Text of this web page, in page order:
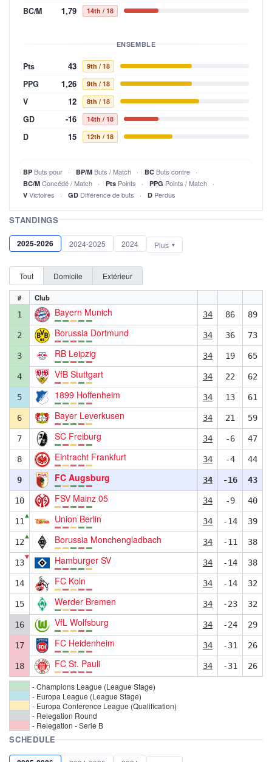
BC/M 1,79 14th / 18
ENSEMBLE
Pts 43 9th / 18
PPG 1,26 9th / 18
V 12 8th / 18
GD -16 14th / 18
D 15 12th / 18
BP Buts pour BP/M Buts / Match BC Buts contre
BC/M Concédé / Match Pts Points PPG Points / Match
V Victoires GD Différence de buts D Perdus
STANDINGS
2025-2026 2024-2025 2024 Plus
Tout Domicile Extérieur
#
Club
1
Bayern Munich 34 86 89
2 Borussia Dortmund 34 36 73
3 RB Leipzig 34 19 65
4 VfB Stuttgart 34 22 62
5 1899 Hoffenheim 34 13 61
6 Bayer Leverkusen 34 21 59
7 SC Freiburg 34 -6 47
8 Eintracht Frankfurt 34 -4 44
9 FC Augsburg 34 -16 43
10 FSV Mainz 05 34 -9 40
11
▲ Union Berlin 34 -14 39
12
▲ Borussia Monchengladbach 34 -11 38
13
▼ Hamburger SV 34 -14 38
14 FC Koln 34 -14 32
15 Werder Bremen 34 -23 32
16 VfL Wolfsburg 34 -24 29
17 FC Heidenheim 34 -31 26
18 FC St. Pauli 34 -31 26
- Champions League (League Stage)
- Europa League (League Stage)
- Europa Conference League (Qualification)
- Relegation Round
- Relegation - Serie B
SCHEDULE